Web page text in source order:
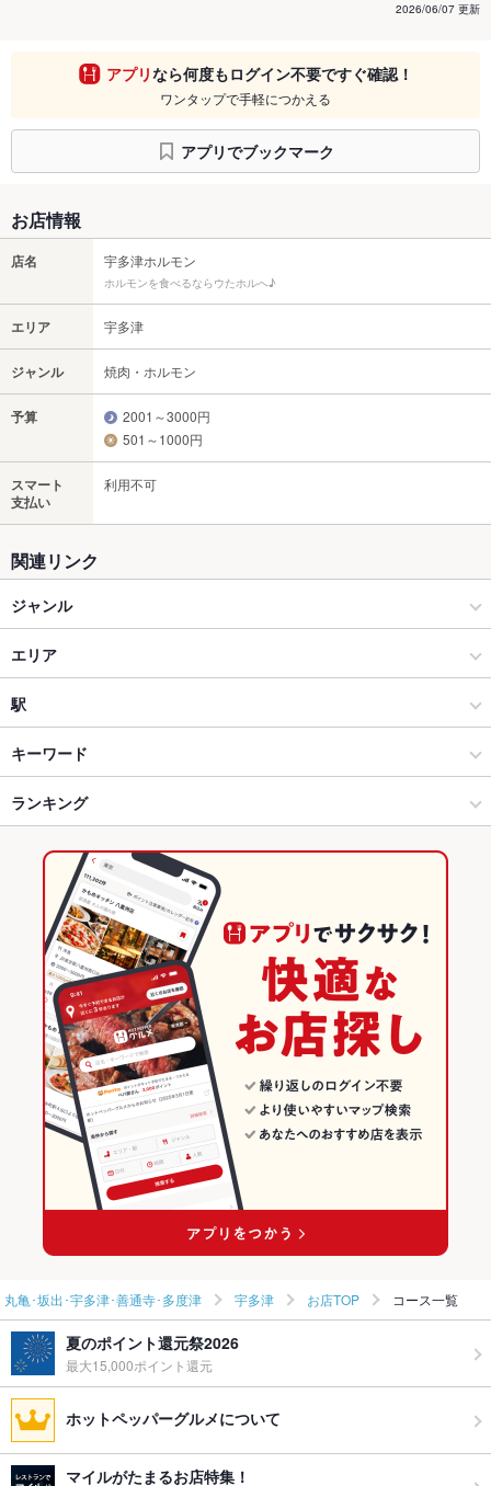
2026/06/07 更新
アプリなら何度もログイン不要ですぐ確認！
ワンタップで手軽につかえる
アプリでブックマーク
お店情報
店名 宇多津ホルモン
ホルモンを食べるならウたホルへ♪
エリア 宇多津
ジャンル 焼肉・ホルモン
予算
2001～3000円
501～1000円
スマート
支払い
利用不可
関連リンク
ジャンル
焼肉・ホルモン
焼肉
丸亀･坂出･宇多津･善通寺･多度津 × 焼肉・ホルモン
丸亀･坂出･宇多津･善通寺･多度津 × 焼肉
宇多津駅 × 焼肉・ホルモン
宇多津駅 × 焼肉
韓国料理
韓国料理全般
丸亀･坂出･宇多津･善通寺･多度津 × 韓国料理
丸亀･坂出･宇多津･善通寺･多度津 × 韓国料理全般
宇多津駅 × 韓国料理
宇多津駅 × 韓国料理全般
エリア
宇多津
宇多津 × 焼肉・ホルモン
宇多津 × 焼肉
宇多津 × 韓国料理
宇多津 × 韓国料理全般
香川 × 焼肉・ホルモン
香川 × 焼肉
香川 × 韓国料理
香川 × 韓国料理全般
駅
宇多津駅
坂出駅
丸亀駅
キーワード
からあげ
ランキング
香川のグルメランキング
香川の焼肉・ホルモンランキング
丸亀･坂出･宇多津･善通寺･多度津のグルメランキング
丸亀･坂出･宇多津･善通寺･多度津の焼肉・ホルモンランキング
宇多津のグルメランキング
宇多津の焼肉・ホルモンランキング
丸亀･坂出･宇多津･善通寺･多度津 宇多津 お店TOP コース一覧
夏のポイント還元祭2026
最大15,000ポイント還元
ホットペッパーグルメについて
マイルがたまるお店特集！